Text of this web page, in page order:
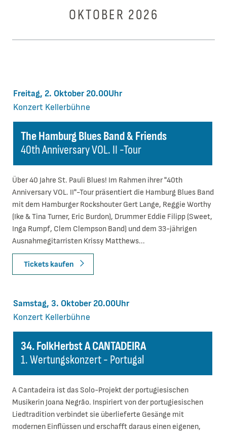
OKTOBER 2026
The Hamburg Blues Band & Friends
40th Anniversary VOL. II -Tour
Freitag, 2. Oktober 20.00Uhr
Konzert Kellerbühne
Über 40 Jahre St. Pauli Blues! Im Rahmen ihrer "40th
Anniversary VOL. II"-Tour präsentiert die Hamburg Blues Band
mit dem Hamburger Rockshouter Gert Lange, Reggie Worthy
(Ike & Tina Turner, Eric Burdon), Drummer Eddie Filipp (Sweet,
Inga Rumpf, Clem Clempson Band) und dem 33-jährigen
Ausnahmegitarristen Krissy Matthews...
Tickets kaufen
34. FolkHerbst A CANTADEIRA
1. Wertungskonzert - Portugal
Samstag, 3. Oktober 20.00Uhr
Konzert Kellerbühne
A Cantadeira ist das Solo-Projekt der portugiesischen
Musikerin Joana Negrão. Inspiriert von der portugiesischen
Liedtradition verbindet sie überlieferte Gesänge mit
modernen Einflüssen und erschafft daraus einen eigenen,